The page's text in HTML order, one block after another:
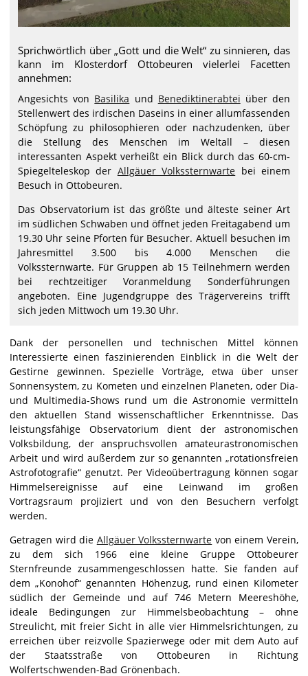
Sprichwörtlich über „Gott und die Welt“ zu sinnieren, das
kann im Klosterdorf Ottobeuren vielerlei Facetten
annehmen:
Angesichts von Basilika und Benediktinerabtei über den
Stellenwert des irdischen Daseins in einer allumfassenden
Schöpfung zu philosophieren oder nachzudenken, über
die Stellung des Menschen im Weltall – diesen
interessanten Aspekt verheißt ein Blick durch das 60-cm-
Spiegelteleskop der Allgäuer Volkssternwarte bei einem
Besuch in Ottobeuren.
Das Observatorium ist das größte und älteste seiner Art
im südlichen Schwaben und öffnet jeden Freitagabend um
19.30 Uhr seine Pforten für Besucher. Aktuell besuchen im
Jahresmittel 3.500 bis 4.000 Menschen die
Volkssternwarte. Für Gruppen ab 15 Teilnehmern werden
bei rechtzeitiger Voranmeldung Sonderführungen
angeboten. Eine Jugendgruppe des Trägervereins trifft
sich jeden Mittwoch um 19.30 Uhr.
Dank der personellen und technischen Mittel können
Interessierte einen faszinierenden Einblick in die Welt der
Gestirne gewinnen.Spezielle Vorträge, etwa über unser
Sonnensystem, zu Kometen und einzelnen Planeten, oder Dia-
und Multimedia-Shows rund um die Astronomie vermitteln
den aktuellen Stand wissenschaftlicher Erkenntnisse. Das
leistungsfähige Observatorium dient der astronomischen
Volksbildung, der anspruchsvollen amateurastronomischen
Arbeit und wird außerdem zur so genannten „rotationsfreien
Astrofotografie“ genutzt. Per Videoübertragung können sogar
Himmelsereignisse auf eine Leinwand im großen
Vortragsraum projiziert und von den Besuchern verfolgt
werden.
Getragen wird die Allgäuer Volkssternwarte von einem Verein,
zu dem sich 1966 eine kleine Gruppe Ottobeurer
Sternfreunde zusammengeschlossen hatte. Sie fanden auf
dem „Konohof“ genannten Höhenzug, rund einen Kilometer
südlich der Gemeinde und auf 746 Metern Meereshöhe,
ideale Bedingungen zur Himmelsbeobachtung – ohne
Streulicht, mit freier Sicht in alle vier Himmelsrichtungen, zu
erreichen über reizvolle Spazierwege oder mit dem Auto auf
der Staatsstraße von Ottobeuren in Richtung
Wolfertschwenden-Bad Grönenbach.